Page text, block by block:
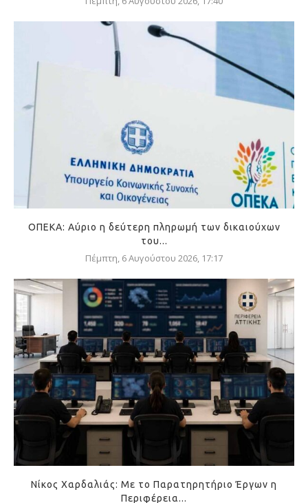
ΟΠΕΚΑ: Αύριο η δεύτερη πληρωμή των δικαιούχων
του...
Πέμπτη, 6 Αυγούστου 2026, 17:17
Νίκος Χαρδαλιάς: Με το Παρατηρητήριο Έργων η
Περιφέρεια...